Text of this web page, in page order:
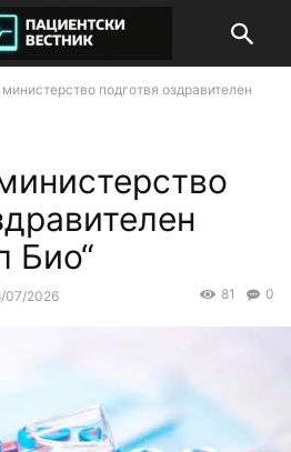
подготвя оздравителен
Био“
07/2026 0
81